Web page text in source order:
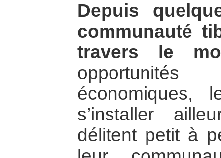
Depuis
communauté
travers le
économiques,
s’installer
délitent petit à